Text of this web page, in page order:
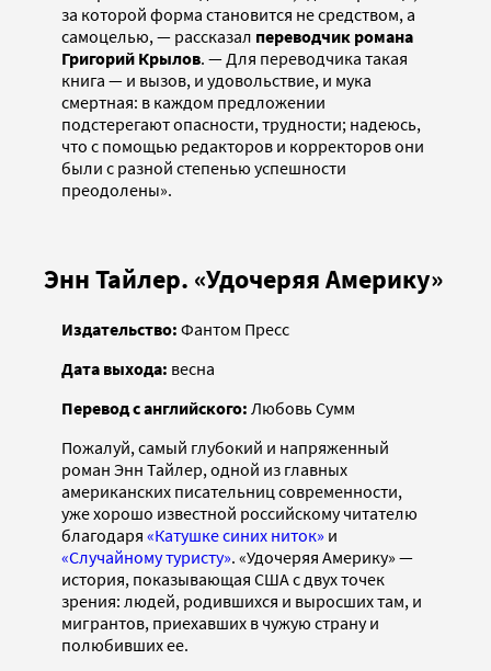
за которой форма становится не средством, а
самоцелью, — рассказал переводчик романа
Григорий Крылов. — Для переводчика такая
книга — и вызов, и удовольствие, и мука
смертная: в каждом предложении
подстерегают опасности, трудности; надеюсь,
что с помощью редакторов и корректоров они
были с разной степенью успешности
преодолены».
Энн Тайлер. «Удочеряя Америку»
Издательство: Фантом Пресс
Дата выхода: весна
Перевод с английского: Любовь Сумм
Пожалуй, самый глубокий и напряженный
роман Энн Тайлер, одной из главных
американских писательниц современности,
уже хорошо известной российскому читателю
благодаря «Катушке синих ниток» и
«Случайному туристу». «Удочеряя Америку» —
история, показывающая США с двух точек
зрения: людей, родившихся и выросших там, и
мигрантов, приехавших в чужую страну и
полюбивших ее.